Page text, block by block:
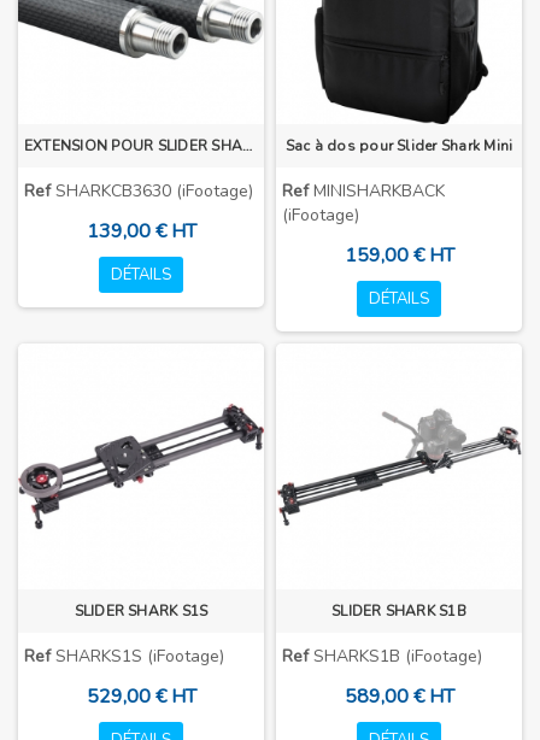
EXTENSION POUR SLIDER SHARK S1B
RefSHARKCB3630 (iFootage)
139,00 € HT
DÉTAILS
Sac à dos pour Slider Shark Mini
RefMINISHARKBACK
(iFootage)
159,00 € HT
DÉTAILS
SLIDER SHARK S1S
RefSHARKS1S (iFootage)
529,00 € HT
SLIDER SHARK S1B
RefSHARKS1B (iFootage)
589,00 € HT